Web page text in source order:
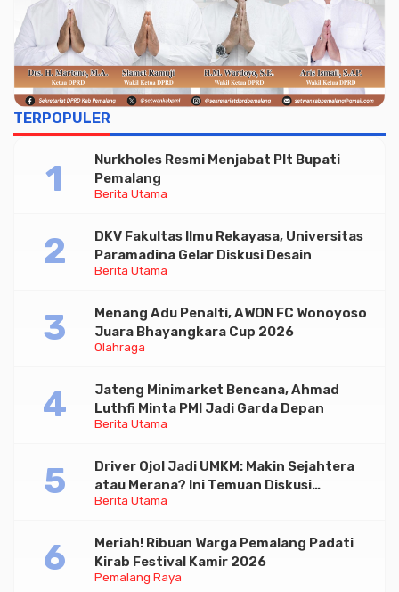
TERPOPULER
Berita Utama
Nurkholes Resmi Menjabat Plt Bupati
Pemalang
Berita Utama
DKV Fakultas Ilmu Rekayasa, Universitas
Paramadina Gelar Diskusi Desain
Olahraga
Menang Adu Penalti, AWON FC Wonoyoso
Juara Bhayangkara Cup 2026
Berita Utama
Jateng Minimarket Bencana, Ahmad
Luthfi Minta PMI Jadi Garda Depan
Berita Utama
Driver Ojol Jadi UMKM: Makin Sejahtera
atau Merana? Ini Temuan Diskusi
Paramadina
Pemalang Raya
Meriah! Ribuan Warga Pemalang Padati
Kirab Festival Kamir 2026